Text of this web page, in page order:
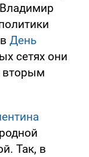
День
сетях они
вторым
Так, в